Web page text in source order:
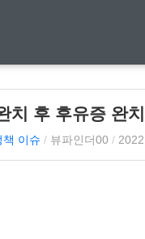
치 후 후유증 완
책 이슈 / 뷰파인더00 /